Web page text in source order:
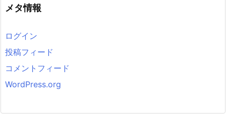
メタ情報
ログイン
投稿フィード
コメントフィード
WordPress.org